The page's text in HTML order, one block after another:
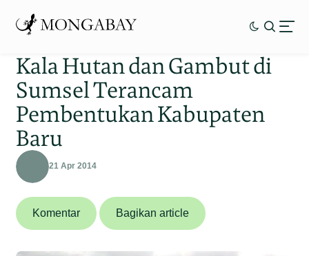
Kala Hutan dan Gambut di
Sumsel Terancam
Pembentukan Kabupaten
Baru
21 Apr 2014
Komentar Bagikan article